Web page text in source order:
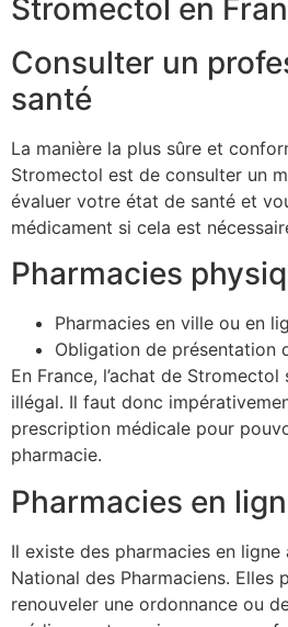
Stromectol en
Consulter un
santé
La manière la plus sûre et
Stromectol est de consulter un
évaluer votre état de santé et
médicament si cela est
Pharmacies
Pharmacies en ville ou en
Obligation de présentation
En France, l’achat de
illégal. Il faut donc
prescription médicale pour
pharmacie.
Pharmacies en
Il existe des pharmacies en ligne
National des Pharmaciens.
renouveler une ordonnance ou